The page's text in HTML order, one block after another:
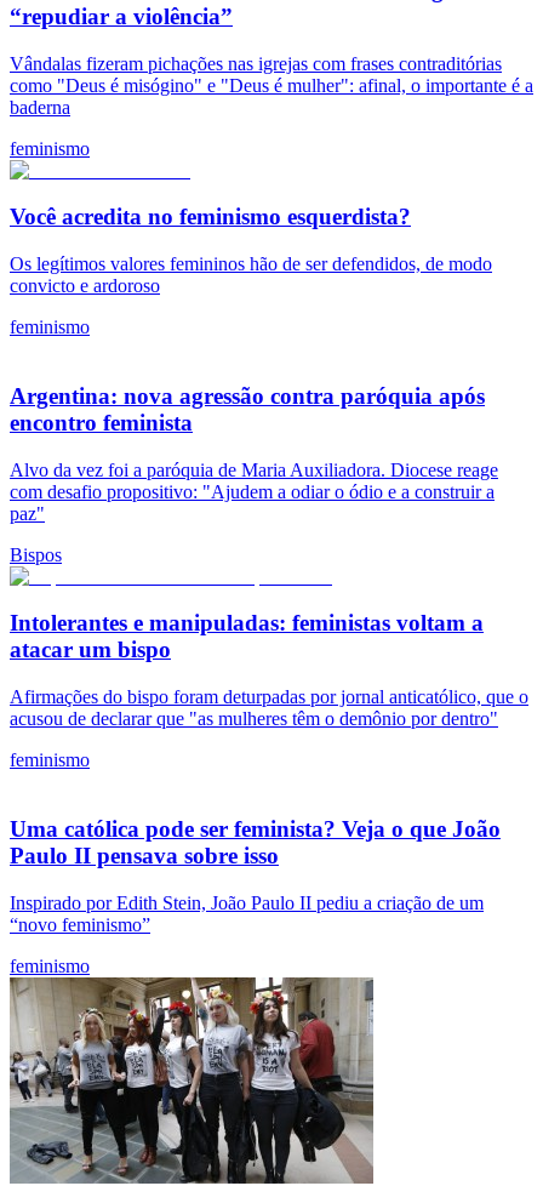
“repudiar a violência”
Vândalas fizeram pichações nas igrejas com frases contraditórias
como "Deus é misógino" e "Deus é mulher": afinal, o importante é a
baderna
feminismo
Você acredita no feminismo esquerdista?
Os legítimos valores femininos hão de ser defendidos, de modo
convicto e ardoroso
feminismo
Argentina: nova agressão contra paróquia após
encontro feminista
Alvo da vez foi a paróquia de Maria Auxiliadora. Diocese reage
com desafio propositivo: "Ajudem a odiar o ódio e a construir a
paz"
Bispos
Intolerantes e manipuladas: feministas voltam a
atacar um bispo
Afirmações do bispo foram deturpadas por jornal anticatólico, que o
acusou de declarar que "as mulheres têm o demônio por dentro"
feminismo
Uma católica pode ser feminista? Veja o que João
Paulo II pensava sobre isso
Inspirado por Edith Stein, João Paulo II pediu a criação de um
“novo feminismo”
feminismo